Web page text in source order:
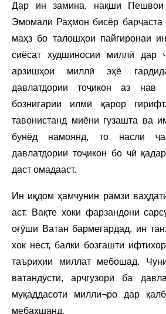
Дар ин замина, нақши Пешвои
Эмомалӣ Раҳмон бисёр барҷаста
маҳз бо талошҳои пайгиронаи
сиёсат худшиносии миллӣ дар
арзишҳои миллӣ эҳё
давлатдории тоҷикон аз нав
бознигарии илмӣ қарор
тавонистанд миёни гузашта ва
бунёд намоянд, то насли
давлатдории тоҷикон бо чӣ
даст омадааст.
Ин иқдом ҳамчунин рамзи
аст. Вақте хоки фарзандони
оғӯши Ватан бармегардад, ин
хок нест, балки бозгашти
таърихии миллат мебошад.
ватандӯстӣ, арҷгузорӣ ба
муқаддасоти милли¬ро дар
мебахшанд.